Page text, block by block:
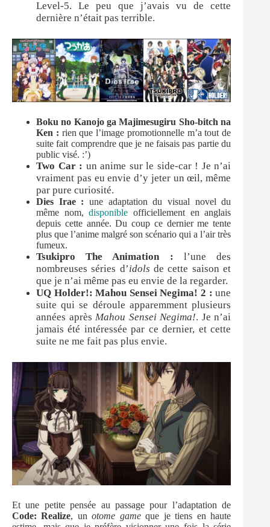
Level-5. Le peuque j’avais vu de cette
dernière n’était pas terrible.
Boku no Kanojo ga Majimesugiru Sho-bitch na
Ken : rien que l’image promotionnelle m’a tout de
suite fait comprendre que je ne faisais pas partie du
public visé. :’)
Two Car : un anime sur le side-car ! Je n’ai
vraiment pas eu envie d’y jeter un œil, même
par pure curiosité.
Dies Irae : une adaptation du visual novel du
même nom,disponible officiellement en anglais
depuis cette année. Du coup ce dernier me tente
plus que l’anime malgré son scénario qui a l’air très
fumeux.
Tsukipro The Animation : l’une des
nombreuses séries d’idols de cette saison et
que je n’ai même pas eu envie de la regarder.
UQ Holder!: Mahou Sensei Negima! 2 : une
suite qui se déroule apparemment plusieurs
années après Mahou Sensei Negima!. Je n’ai
jamais été intéressée par ce dernier, et cette
suite ne me fait pas plus envie.
Et une petite pensée au passage pour l’adaptation de
Code: Realize, unotome gameque je tiens en haute